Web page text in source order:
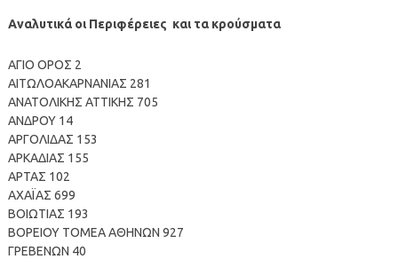
Αναλυτικά οι Περιφέρειες και τα κρούσματα
ΑΓΙΟ ΟΡΟΣ 2
ΑΙΤΩΛΟΑΚΑΡΝΑΝΙΑΣ 281
ΑΝΑΤΟΛΙΚΗΣ ΑΤΤΙΚΗΣ 705
ΑΝΔΡΟΥ 14
ΑΡΓΟΛΙΔΑΣ 153
ΑΡΚΑΔΙΑΣ 155
ΑΡΤΑΣ 102
ΑΧΑΪΑΣ 699
ΒΟΙΩΤΙΑΣ 193
ΒΟΡΕΙΟΥ ΤΟΜΕΑ ΑΘΗΝΩΝ 927
ΓΡΕΒΕΝΩΝ 40